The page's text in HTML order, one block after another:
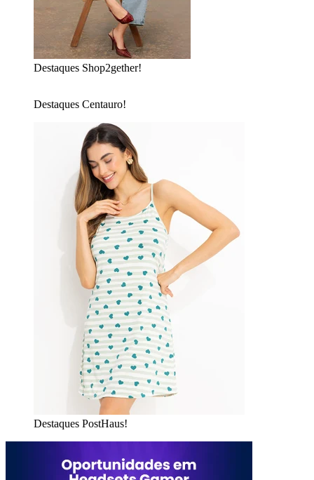
Destaques Shop2gether!
Destaques Centauro!
Destaques PostHaus!